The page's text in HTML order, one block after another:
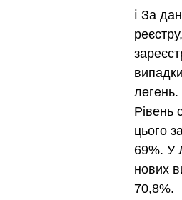
ℹ️ За
легень.
Рівень
цього
69%. У
нових
70,8%.